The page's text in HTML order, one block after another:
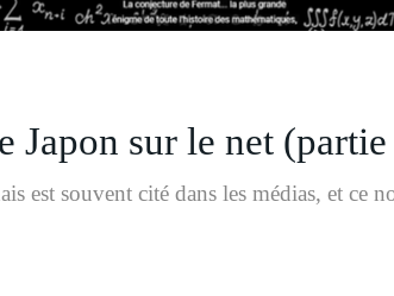
Japon sur le net
est souvent cité dans les médias, et ce